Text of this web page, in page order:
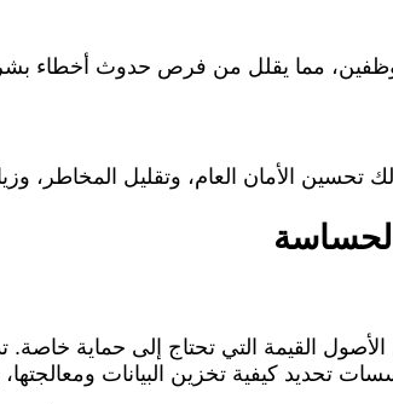
مما يقلل من فرص حدوث أخطاء
تحسين الأمان العام، وتقليل المخاطر،
القيمة التي تحتاج إلى حماية
كيفية تخزين البيانات ومعالجتها،